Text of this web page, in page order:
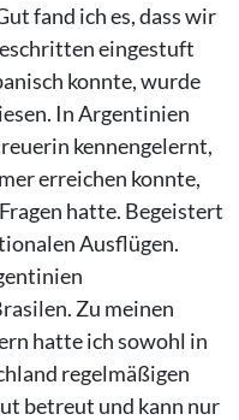
fand ich es, dass wir
eingestuft
konnte, wurde
In Argentinien
kennengelernt,
erreichen konnte,
hatte. Begeistert
Ausflügen.
Zu meinen
hatte ich sowohl in
regelmäßigen
betreut und kann nur